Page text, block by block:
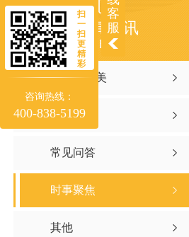
新闻资讯
NEWS
聚焦聚味美
行业资讯
常见问答
时事聚焦
其他
客
服
扫
一
扫
更
精
彩
咨询热线：
400-838-5199